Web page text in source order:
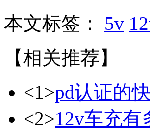
本文标签： 5v
【相关推荐】
<1>pd认证的
<2>12v车充有